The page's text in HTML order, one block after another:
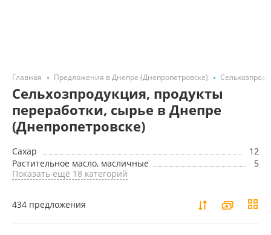
Главная Предложения в Днепре (Днепропетровске)
Сельхозпродукция, продукты
переработки, сырье в Днепре
(Днепропетровске)
Сахар
12
Растительное масло, масличные
5
Показать ещё 18 категорий
434 предложения